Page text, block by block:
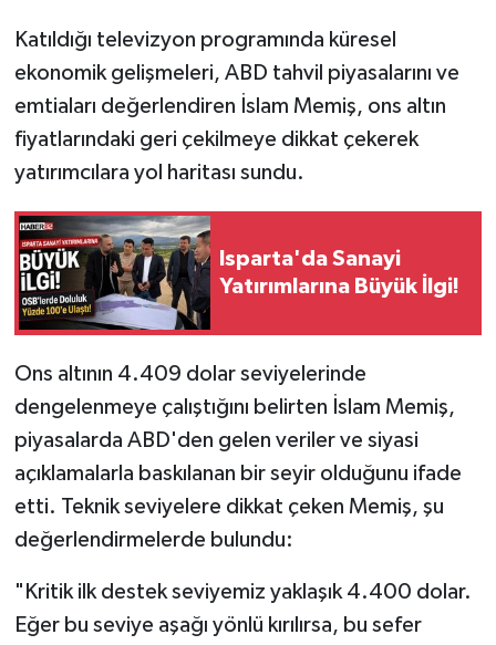
Katıldığı televizyon programında küresel
ekonomik gelişmeleri, ABD tahvil piyasalarını ve
emtiaları değerlendiren İslam Memiş, ons altın
fiyatlarındaki geri çekilmeye dikkat çekerek
yatırımcılara yol haritası sundu.
Isparta'da Sanayi
Yatırımlarına Büyük İlgi!
Ons altının 4.409 dolar seviyelerinde
dengelenmeye çalıştığını belirten İslam Memiş,
piyasalarda ABD'den gelen veriler ve siyasi
açıklamalarla baskılanan bir seyir olduğunu ifade
etti. Teknik seviyelere dikkat çeken Memiş, şu
değerlendirmelerde bulundu:
"Kritik ilk destek seviyemiz yaklaşık 4.400 dolar.
Eğer bu seviye aşağı yönlü kırılırsa, bu sefer
Yerel
İletişim
Künye